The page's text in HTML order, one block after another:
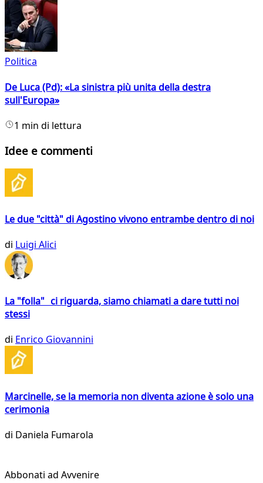
Politica
De Luca (Pd): «La sinistra più unita della destra
sull'Europa»
1 min di lettura
Idee e commenti
Le due "città" di Agostino vivono entrambe dentro di noi
di Luigi Alici
La "folla" ci riguarda, siamo chiamati a dare tutti noi
stessi
di Enrico Giovannini
Marcinelle, se la memoria non diventa azione è solo una
cerimonia
di Daniela Fumarola
Abbonati ad Avvenire